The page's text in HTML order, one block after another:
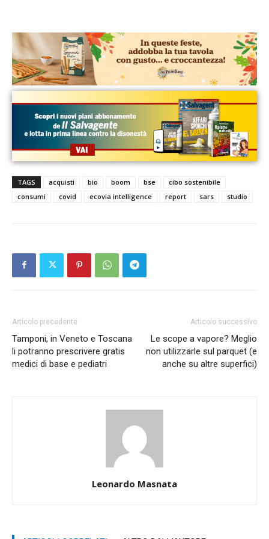
TAGS acquisti bio boom bse
cibo sostenibile
consumi
covid ecovia intelligence report sars studio
Articolo precedente
Tamponi, in Veneto e Toscana
li potranno prescrivere gratis
medici di base e pediatri
Articolo successivo
Le scope a vapore? Meglio
non utilizzarle sul parquet (e
anche su altre superfici)
Leonardo Masnata